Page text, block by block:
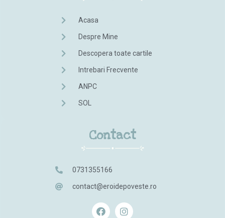
Acasa
Despre Mine
Descopera toate cartile
Intrebari Frecvente
ANPC
SOL
Contact
0731355166
contact@eroidepoveste.ro